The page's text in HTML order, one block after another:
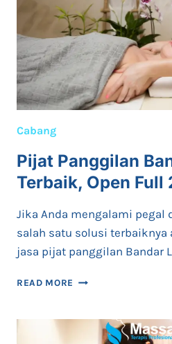
Cabang
Pijat Panggilan
Terbaik, Open Full
Jika Anda mengalami pegal
salah satu solusi
jasa pijat panggilan Bandar
READ MORE PIJAT
LAMPUNG
TERBAIK,